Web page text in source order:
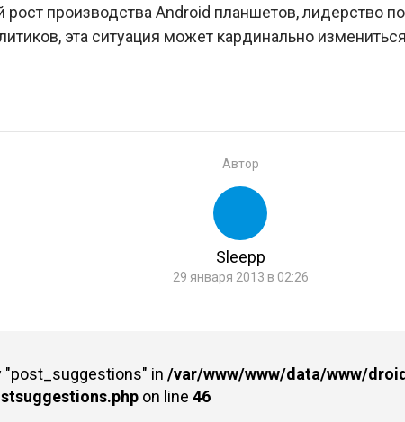
производства Android планшетов, лидерство
эта ситуация может кардинально
Автор
Sleepp
29 января 2013 в 02:26
"post_suggestions" in /var/www/www/data/www/
on line 46